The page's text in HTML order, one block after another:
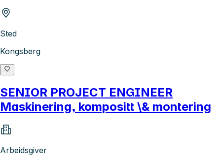
Sted
Kongsberg
SENIOR PROJECT ENGINEER
Maskinering, kompositt \& montering
Arbeidsgiver